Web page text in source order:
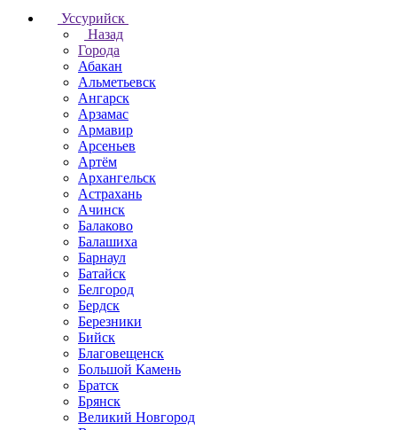
Уссурийск
Назад
Города
Абакан
Альметьевск
Ангарск
Арзамас
Армавир
Арсеньев
Артём
Архангельск
Астрахань
Ачинск
Балаково
Балашиха
Барнаул
Батайск
Белгород
Бердск
Березники
Бийск
Благовещенск
Большой Камень
Братск
Брянск
Великий Новгород